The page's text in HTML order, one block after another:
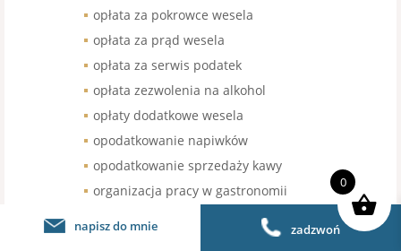
opłata za pokrowce wesela
opłata za prąd wesela
opłata za serwis podatek
opłata zezwolenia na alkohol
opłaty dodatkowe wesela
opodatkowanie napiwków
opodatkowanie sprzedaży kawy
organizacja pracy w gastronomii
organizacja pracy w restauracji
organizacja urodzin stawka VAT
napisz do mnie zadzwoń
0